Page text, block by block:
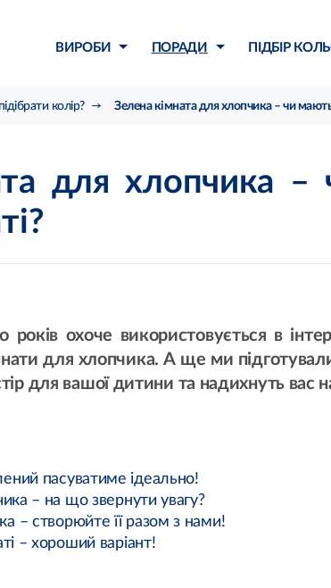
ВИРОБИ ПОРАДИ ПІДБІР
колір? Зелена кімната для хлопчика – чи мають
для хлопчика –
охоче використовується в
для хлопчика. А ще ми
для вашої дитини та надихнуть вас
пасуватиме ідеально!
– на що звернути увагу?
– створюйте її разом з нами!
– хороший варіант!